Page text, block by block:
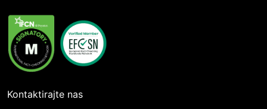
Kontaktirajte nas